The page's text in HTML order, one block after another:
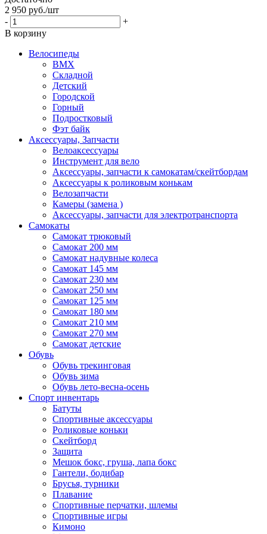
2 950 руб./шт
-
+
В корзину
Велосипеды
BMX
Складной
Детский
Городской
Горный
Подростковый
Фэт байк
Аксессуары, Запчасти
Велоаксессуары
Инструмент для вело
Аксессуары, запчасти к самокатам/скейтбордам
Аксессуары к роликовым конькам
Велозапчасти
Камеры (замена )
Аксессуары, запчасти для электротранспорта
Самокаты
Самокат трюковый
Самокат 200 мм
Самокат надувные колеса
Самокат 145 мм
Самокат 230 мм
Самокат 250 мм
Самокат 125 мм
Самокат 180 мм
Самокат 210 мм
Самокат 270 мм
Самокат детские
Обувь
Обувь трекинговая
Обувь зима
Обувь лето-весна-осень
Спорт инвентарь
Батуты
Спортивные аксессуары
Роликовые коньки
Скейтборд
Защита
Мешок бокс, груша, лапа бокс
Гантели, бодибар
Брусья, турники
Плавание
Спортивные перчатки, шлемы
Спортивные игры
Кимоно